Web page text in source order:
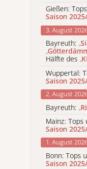
Gießen:
Saison
3. August
Bayreuth: „
„
Hälfte des „
Wuppertal:
Saison
2. August
Bayreuth: „
Mainz: Tops
Saison
1. August
Bonn: Tops
Saison